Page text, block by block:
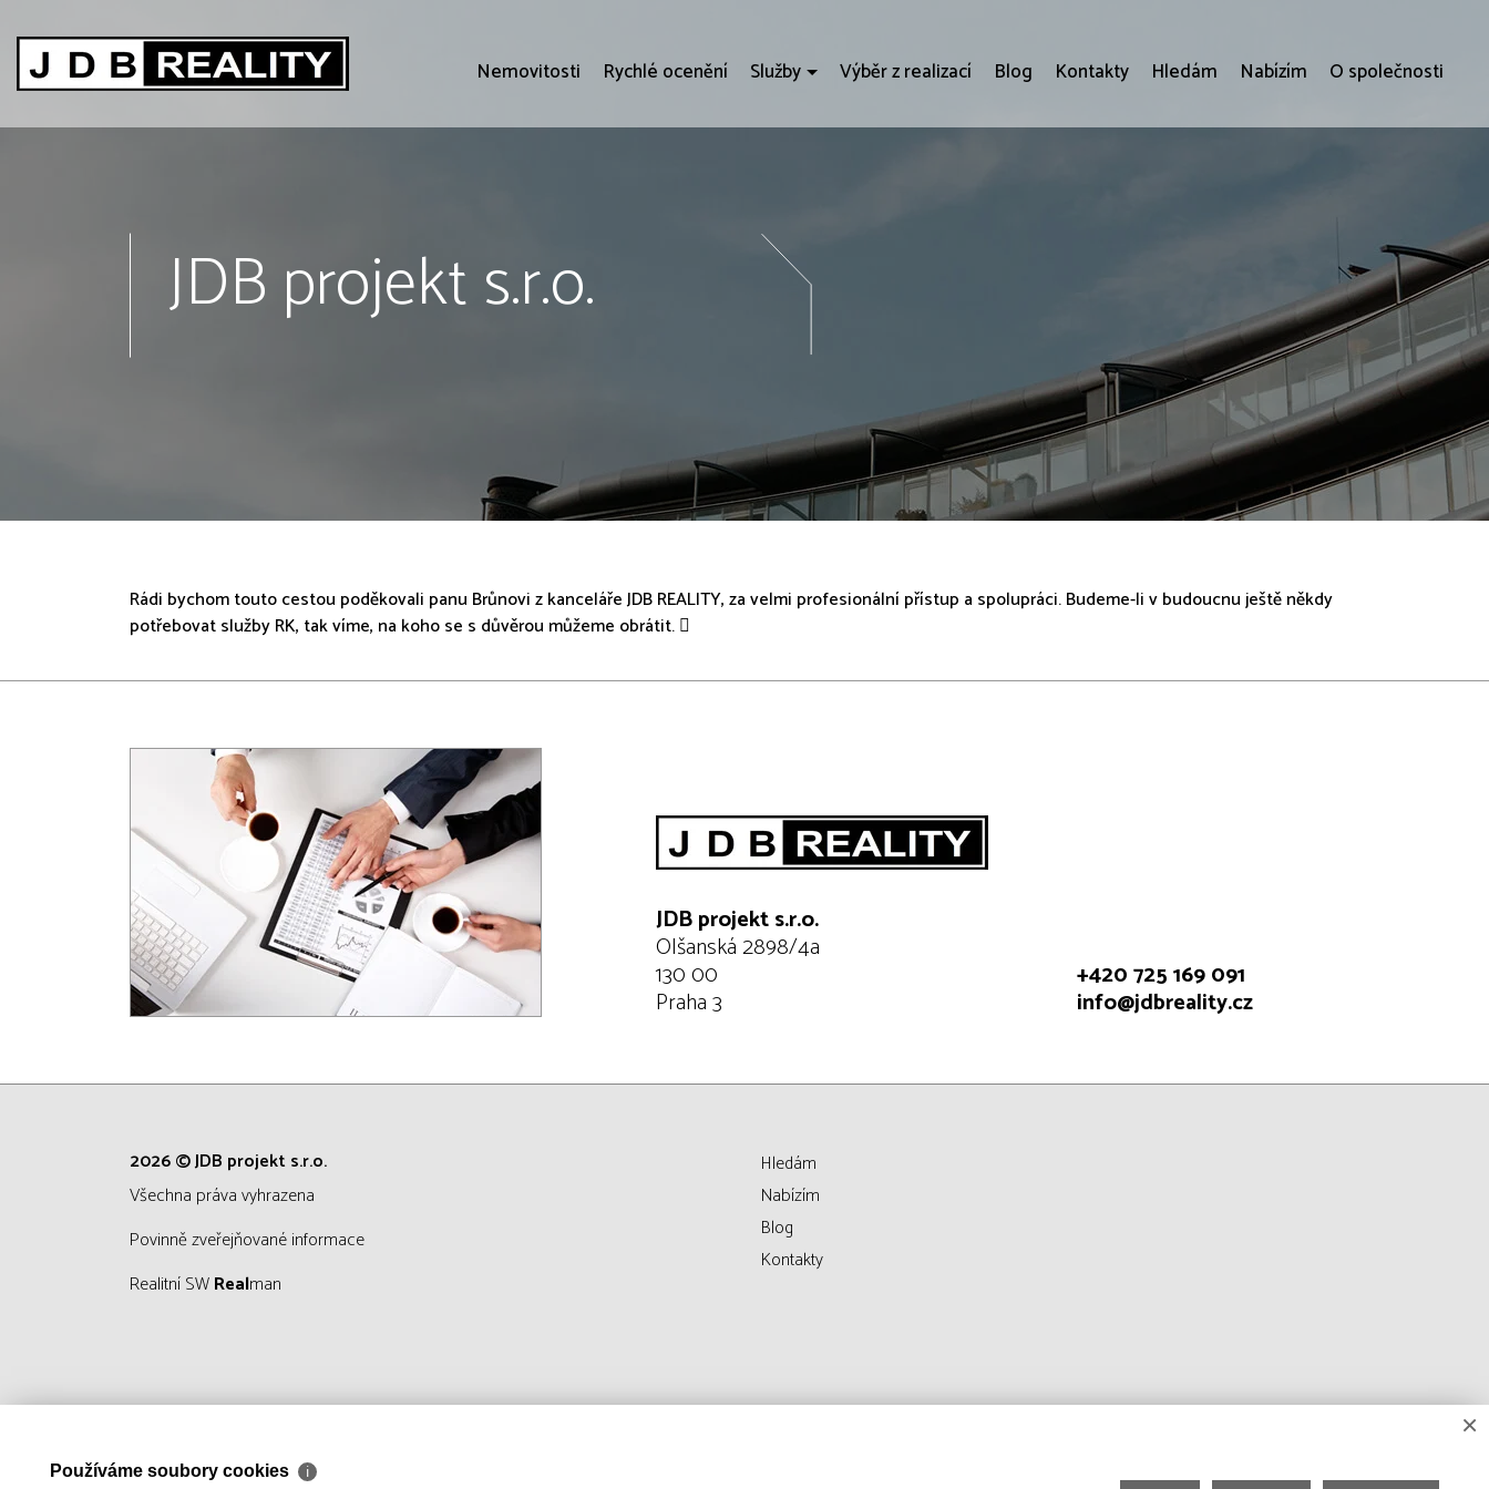
Nemovitosti Rychlé ocenění Služby Výběr z realizací Blog Kontakty Hledám Nabízím O společnosti
JDB projekt s.r.o.
Rádi bychom touto cestou poděkovali panu Brůnovi z kanceláře JDB REALITY, za velmi profesionální přístup a spolupráci. Budeme-li v budoucnu ještě někdy
potřebovat služby RK, tak víme, na koho se s důvěrou můžeme obrátit. 
JDB projekt s.r.o.
Olšanská 2898/4a
130 00
Praha 3
+420 725 169 091
info@jdbreality.cz
2026 © JDB projekt s.r.o.
všechna práva vyhrazena
Povinně zveřejňované informace
Realitní SWRealman
Hledám
Nabízím
Blog
Kontakty
×
Používáme soubory cookies ℹ